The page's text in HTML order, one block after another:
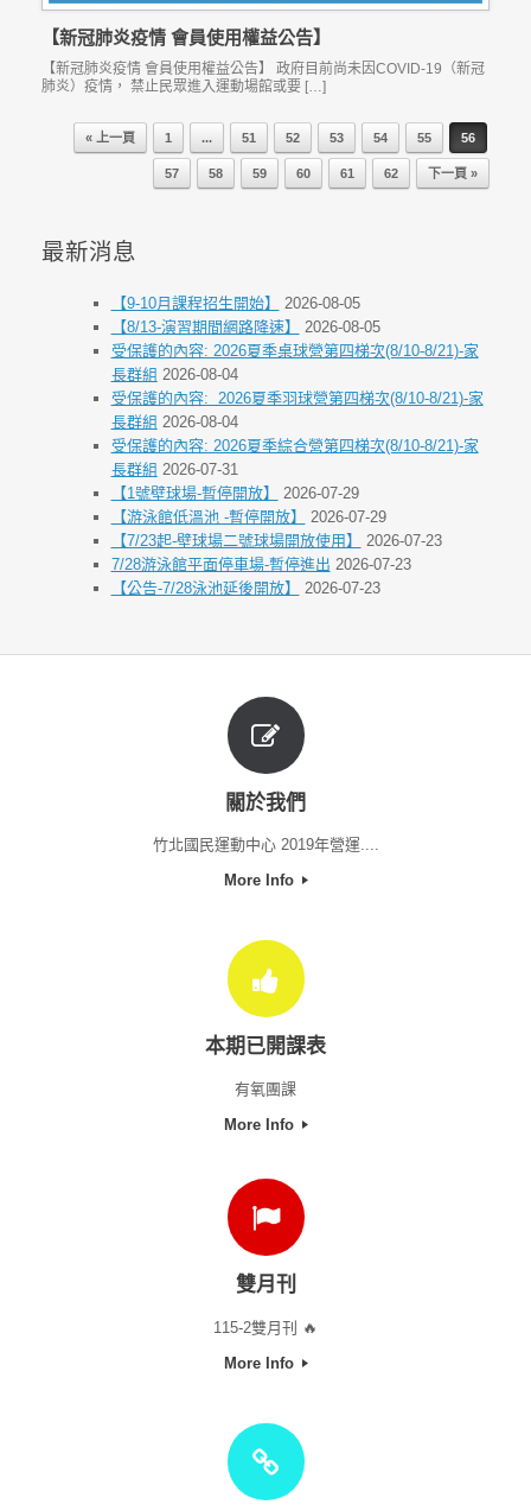
【新冠肺炎疫情 會員使用權益公告】
【新冠肺炎疫情 會員使用權益公告】 政府目前尚未因COVID-19（新冠
肺炎）疫情， 禁止民眾進入運動場館或要 […]
Post navigation
« 上一頁 1 ... 51 52 53 54 55 56
57 58 59 60 61 62 下一頁 »
最新消息
【9-10月課程招生開始】
2026-08-05
【8/13-演習期間網路降速】
2026-08-05
受保護的內容: 2026夏季桌球營第四梯次(8/10-8/21)-家
長群組 2026-08-04
受保護的內容: 2026夏季羽球營第四梯次(8/10-8/21)-家
長群組 2026-08-04
受保護的內容: 2026夏季綜合營第四梯次(8/10-8/21)-家
長群組 2026-07-31
【1號壁球場-暫停開放】
2026-07-29
【游泳館低溫池 -暫停開放】
2026-07-29
【7/23起-壁球場二號球場開放使用】
2026-07-23
7/28游泳館平面停車場-暫停進出 2026-07-23
【公告-7/28泳池延後開放】
2026-07-23
關於我們
竹北國民運動中心 2019年營運....
More Info
本期已開課表
有氧團課
More Info
雙月刊
115-2雙月刊 🔥
More Info